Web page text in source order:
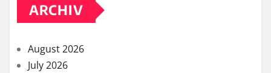
ARCHIV
August 2026
July 2026